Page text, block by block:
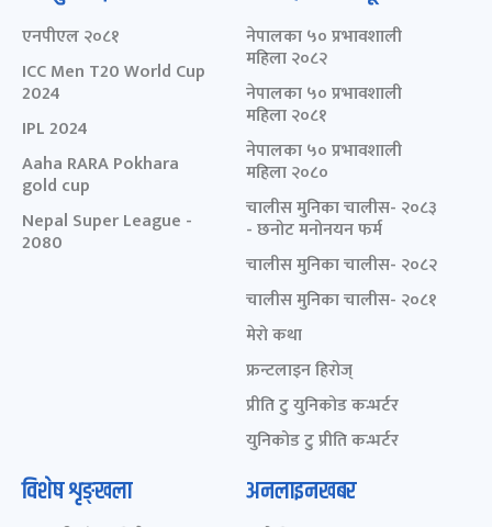
एनपीएल २०८१
ICC Men T20 World Cup
2024
IPL 2024
Aaha RARA Pokhara
gold cup
Nepal Super League -
2080
नेपालका ५० प्रभावशाली
महिला २०८२
नेपालका ५० प्रभावशाली
महिला २०८१
नेपालका ५० प्रभावशाली
महिला २०८०
चालीस मुनिका चालीस- २०८३
- छनोट मनोनयन फर्म
चालीस मुनिका चालीस- २०८२
चालीस मुनिका चालीस- २०८१
मेरो कथा
फ्रन्टलाइन हिरोज्
प्रीति टु युनिकोड कन्भर्टर
युनिकोड टु प्रीति कन्भर्टर
विशेष शृङ्खला अनलाइनखबर